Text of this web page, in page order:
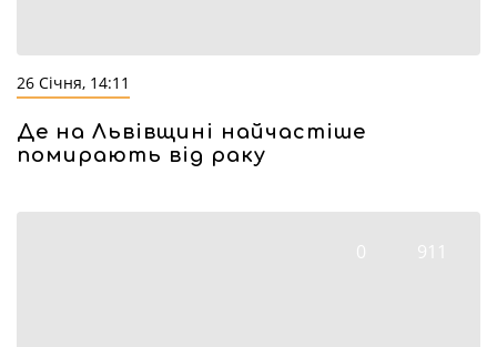
26 Січня, 14:11
Де на Львівщині найчастіше
помирають від раку
0 911